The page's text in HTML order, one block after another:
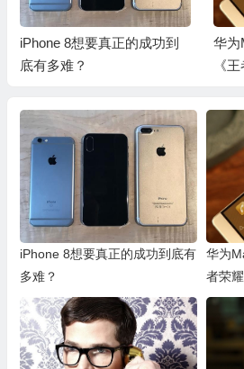
华为Mate 8系统更新：玩
《王者荣耀》更流畅
十大
然
iPhone 8想要真正的成功到底有
多难？
华为
者荣